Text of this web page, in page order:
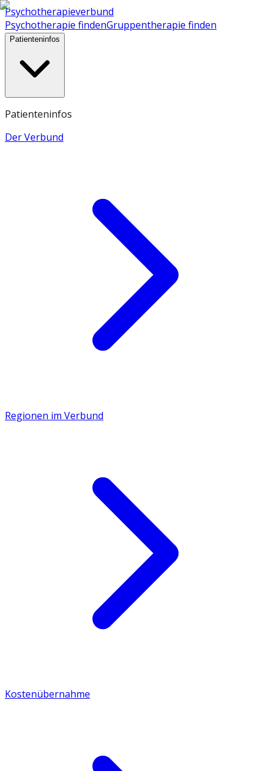
Psychotherapieverbund
Psychotherapie findenGruppentherapie finden
Patienteninfos
Patienteninfos
Der Verbund
Regionen im Verbund
Kostenübernahme